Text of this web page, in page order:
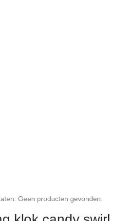
Geen producten gevonden.